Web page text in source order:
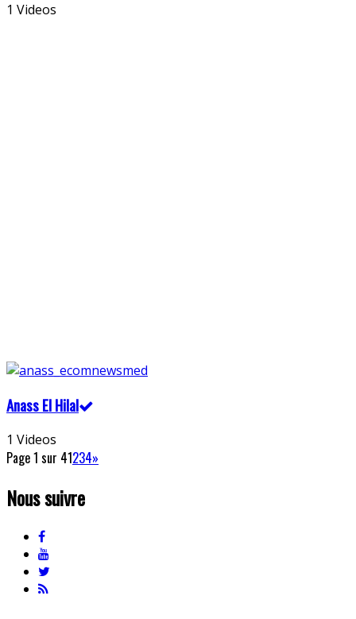
1 Videos
Anass El Hilal
1 Videos
Page 1 sur 41234»
Nous suivre